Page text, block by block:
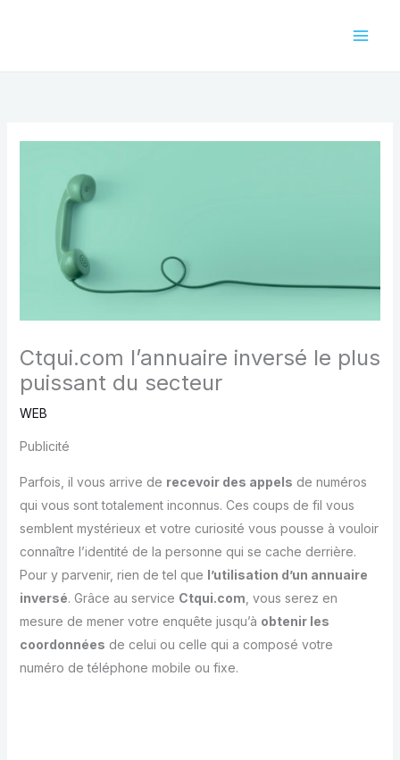
Ctqui.com l’annuaire inversé le plus
puissant du secteur
WEB
Publicité
Parfois, il vous arrive de recevoir des appels de numéros
qui vous sont totalement inconnus. Ces coups de fil vous
semblent mystérieux et votre curiosité vous pousse à vouloir
connaître l’identité de la personne qui se cache derrière.
Pour y parvenir, rien de tel que l’utilisation d’un annuaire
inversé. Grâce au service Ctqui.com , vous serez en
mesure de mener votre enquête jusqu’à obtenir les
coordonnées de celui ou celle qui a composé votre
numéro de téléphone mobile ou fixe.